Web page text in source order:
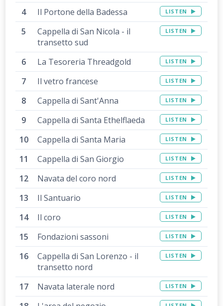
Il Portone della Badessa LISTEN
Cappella di San Nicola - il
transetto sud
LISTEN
La Tesoreria Threadgold LISTEN
Il vetro francese LISTEN
Cappella di Sant'Anna LISTEN
Cappella di Santa Ethelflaeda LISTEN
Cappella di Santa Maria LISTEN
Cappella di San Giorgio LISTEN
Navata del coro nord LISTEN
Il Santuario LISTEN
Il coro LISTEN
Fondazioni sassoni LISTEN
Cappella di San Lorenzo - il
transetto nord
LISTEN
Navata laterale nord LISTEN